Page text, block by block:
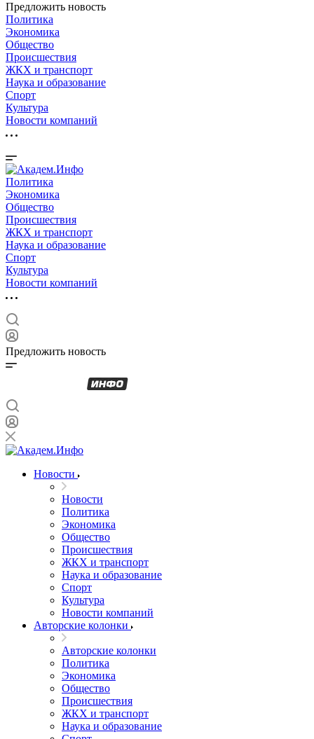
Предложить новость
Политика
Экономика
Общество
Происшествия
ЖКХ и транспорт
Наука и образование
Спорт
Культура
Новости компаний
Политика
Экономика
Общество
Происшествия
ЖКХ и транспорт
Наука и образование
Спорт
Культура
Новости компаний
Предложить новость
Новости
Новости
Политика
Экономика
Общество
Происшествия
ЖКХ и транспорт
Наука и образование
Спорт
Культура
Новости компаний
Авторские колонки
Авторские колонки
Политика
Экономика
Общество
Происшествия
ЖКХ и транспорт
Наука и образование